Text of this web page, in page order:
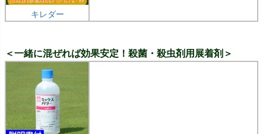
キレダー
＜一緒に混ぜれば効果安定！殺菌・殺虫剤用展着剤＞